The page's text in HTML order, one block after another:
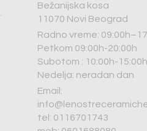
Bežanijska kosa
11070 Novi Beograd
Radno vreme:
Petkom 09:00h-20:00h
Subotom : 10:00h-15:00h
Nedelja: neradan dan
Email:
tel: 0116701743